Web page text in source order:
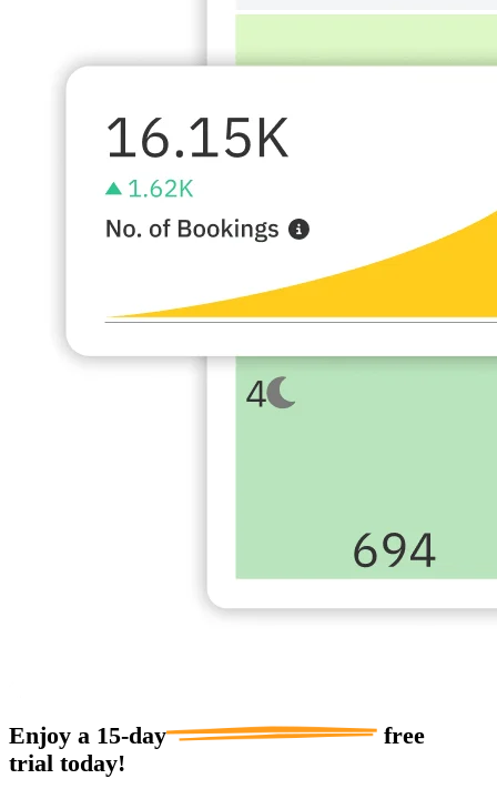
Enjoy a 15-day
free
trial today!